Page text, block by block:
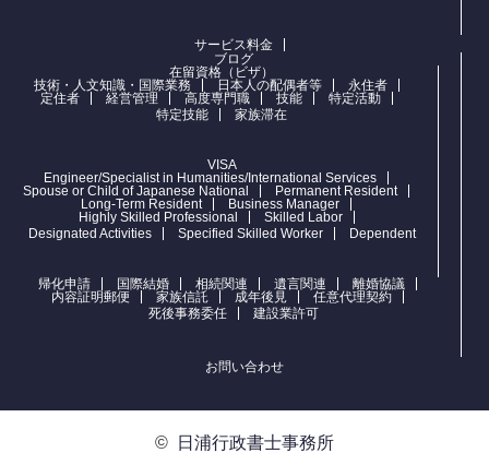
サービス料金
ブログ
在留資格（ビザ）
技術・人文知識・国際業務
日本人の配偶者等
永住者
定住者
経営管理 高度専門職 技能
特定活動
特定技能
家族滞在
VISA
Engineer/Specialist in Humanities/International Services
Spouse or Child of Japanese National
Permanent Resident
Long-Term Resident
Business Manager
Highly Skilled Professional
Skilled Labor
Designated Activities
Specified Skilled Worker Dependent
帰化申請 国際結婚 相続関連 遺言関連
離婚協議
内容証明郵便
家族信託 成年後見
任意代理契約
死後事務委任
建設業許可
お問い合わせ
© 日浦行政書士事務所